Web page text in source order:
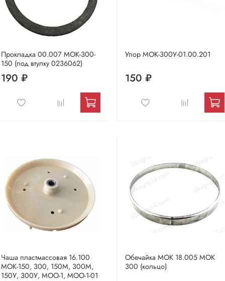
Прокладка 00.007 МОК-300-
150 (под втулку 0236062)
190 ₽
Упор МОК-300У-01.00.201
150 ₽
Чаша пластмассовая 16.100
МОК-150, 300, 150М, 300М,
150У, 300У, МОО-1, МОО-1-01
Обечайка МОК 18.005 МОК
300 (кольцо)